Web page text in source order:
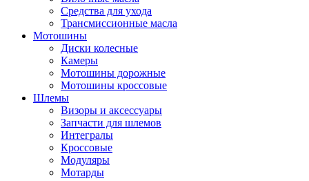
Средства для ухода
Трансмиссионные масла
Мотошины
Диски колесные
Камеры
Мотошины дорожные
Мотошины кроссовые
Шлемы
Визоры и аксессуары
Запчасти для шлемов
Интегралы
Кроссовые
Модуляры
Мотарды